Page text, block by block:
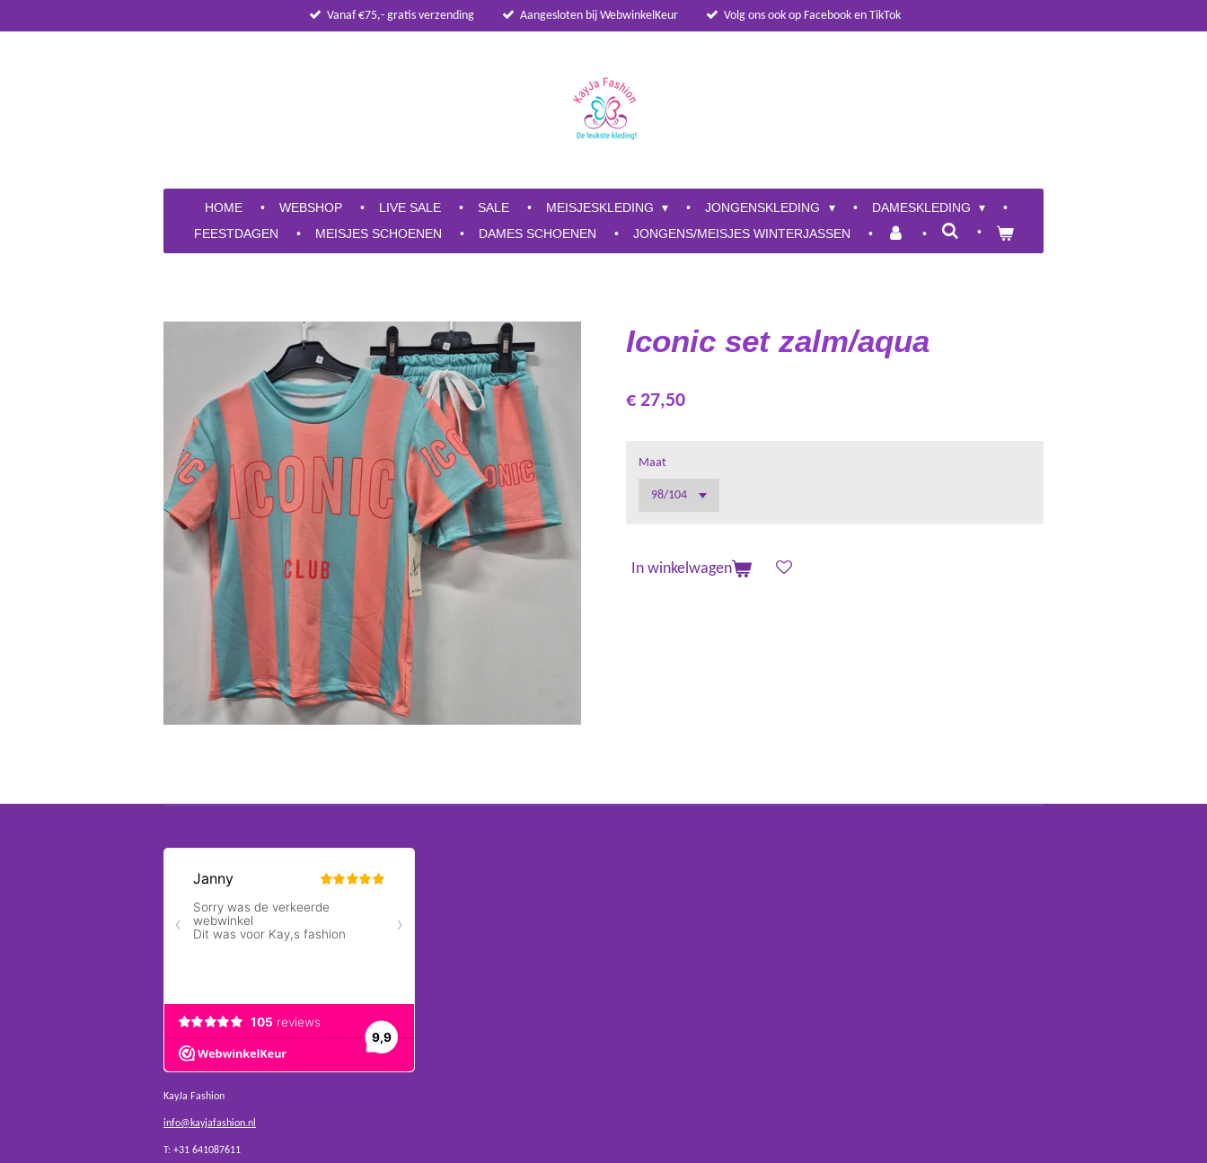
direct
Vanaf €75,- gratis verzending Aangesloten bij WebwinkelKeur Volg ons ook op Facebook en TikTok
HOME WEBSHOP LIVE SALE SALE MEISJESKLEDING JONGENSKLEDING
DAMESKLEDING
FEESTDAGEN
MEISJES SCHOENEN DAMES SCHOENEN JONGENS/MEISJES WINTERJASSEN
Iconic set zalm/aqua
€ 27,50
Maat
In winkelwagen
KayJa Fashion
info@kayjafashion.nl
T: +31 641087611